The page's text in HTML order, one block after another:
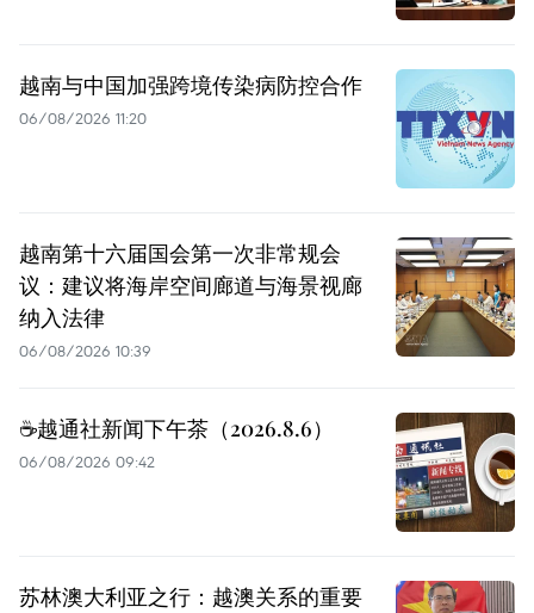
越南与中国加强跨境传染病防控合作
06/08/2026 11:20
越南第十六届国会第一次非常规会
议：建议将海岸空间廊道与海景视廊
纳入法律
06/08/2026 10:39
☕️越通社新闻下午茶（2026.8.6）
06/08/2026 09:42
苏林澳大利亚之行：越澳关系的重要